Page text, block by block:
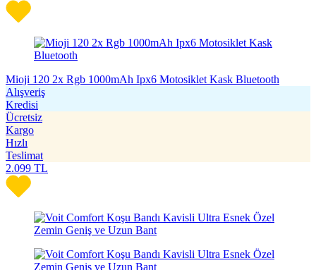
Mioji 120 2x Rgb 1000mAh Ipx6 Motosiklet Kask Bluetooth
Alışveriş
Kredisi
Ücretsiz
Kargo
Hızlı
Teslimat
2.099 TL